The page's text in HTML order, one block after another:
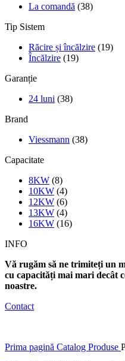
La comandă (38)
Tip Sistem
Răcire și încălzire (19)
Încălzire (19)
Garanție
24 luni (38)
Brand
Viessmann (38)
Capacitate
8KW (8)
10KW (4)
12KW (6)
13KW (4)
16KW (16)
INFO
Vă rugăm să ne trimiteți un
cu capacități mai mari decât
noastre.
Contact
Prima pagină Catalog Produse